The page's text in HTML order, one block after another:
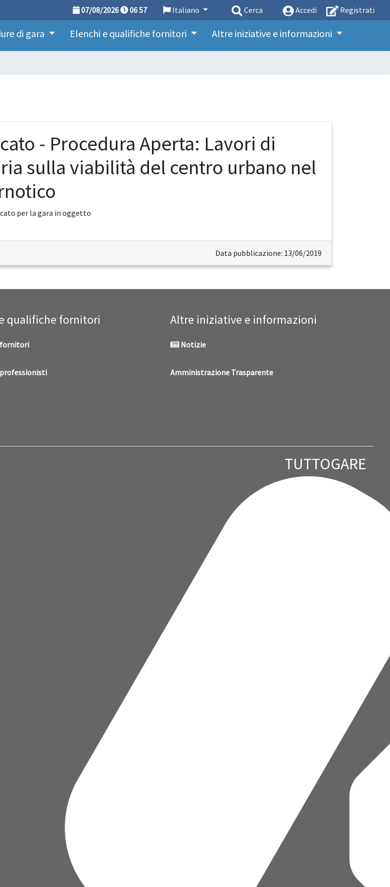
Accedi Registrati
Cerca
Italiano
07/08/2026 06:57
di gara Elenchi e qualifiche fornitori Altre iniziative e informazioni
- Procedura Aperta: Lavori di
sulla viabilità del centro urbano nel
per la gara in oggetto
Data pubblicazione: 13/06/2019
qualifiche fornitori
fornitori
Altre iniziative e informazioni
Notizie
Amministrazione Trasparente
TUTTOGARE